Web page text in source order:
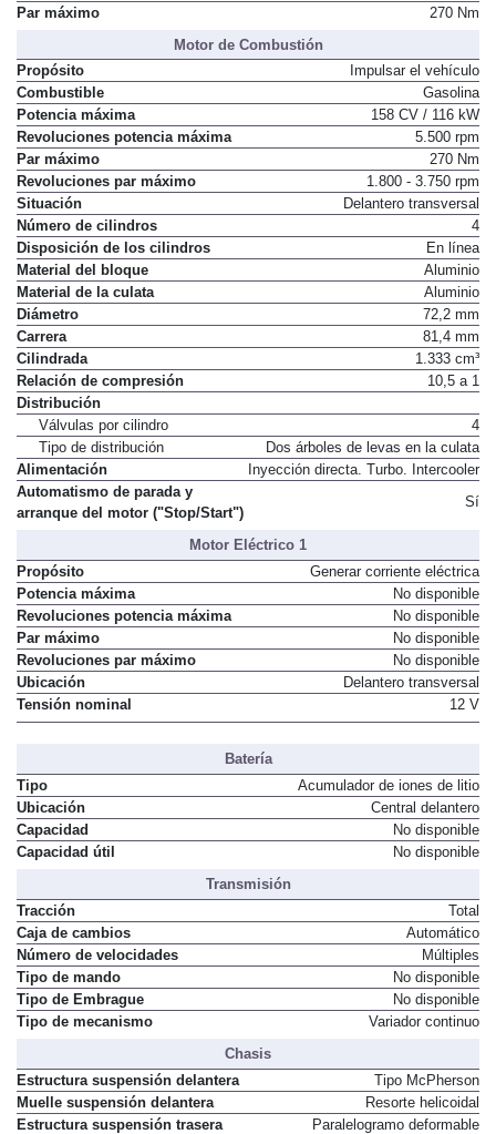
Par máximo
270 Nm
Motor de Combustión
Propósito
Impulsar el vehículo
Combustible
Gasolina
Potencia máxima
158 CV / 116 kW
Revoluciones potencia máxima
5.500 rpm
Par máximo
270 Nm
Revoluciones par máximo
1.800 - 3.750 rpm
Situación
Delantero transversal
Número de cilindros
4
Disposición de los cilindros
En línea
Material del bloque
Aluminio
Material de la culata
Aluminio
Diámetro
72,2 mm
Carrera
81,4 mm
Cilindrada
1.333 cm³
Relación de compresión
10,5 a 1
Distribución
Válvulas por cilindro
4
Tipo de distribución
Dos árboles de levas en la culata
Alimentación
Inyección directa. Turbo. Intercooler
Automatismo de parada y
arranque del motor ("Stop/Start")
Sí
Motor Eléctrico 1
Propósito
Generar corriente eléctrica
Potencia máxima
No disponible
Revoluciones potencia máxima
No disponible
Par máximo
No disponible
Revoluciones par máximo
No disponible
Ubicación
Delantero transversal
Tensión nominal
12 V
Batería
Tipo
Acumulador de iones de litio
Ubicación
Central delantero
Capacidad
No disponible
Capacidad útil
No disponible
Transmisión
Tracción
Total
Caja de cambios
Automático
Número de velocidades
Múltiples
Tipo de mando
No disponible
Tipo de Embrague
No disponible
Tipo de mecanismo
Variador continuo
Chasis
Estructura suspensión delantera
Tipo McPherson
Muelle suspensión delantera
Resorte helicoidal
Estructura suspensión trasera
Paralelogramo deformable